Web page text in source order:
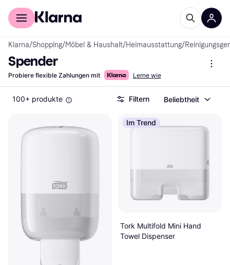
Für Shopper
Klarna/Shopping/Möbel & Haushalt/Heimausstattung/
Spender
Probiere flexible Zahlungen mit Lerne wie
100+ produkte Filtern Beliebtheit
Im Trend
Tork Multifold Mini Hand
Towel Dispenser